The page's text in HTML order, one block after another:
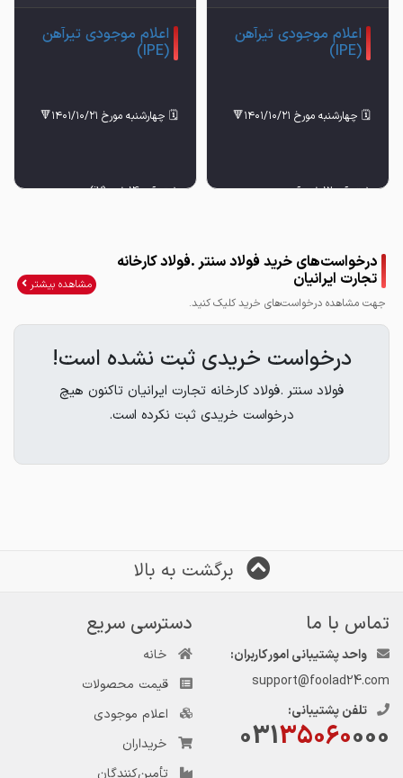
اعلام موجودی تیرآهن
(IPE)
📌تیرآهن12 ذوب‌آهن
📌تیرآهن20 ذوب‌آهن
اعلام موجودی تیرآهن
(IPE)
📌تیرآهن14 ‌ذوب(i7)
📌تیرآهن18 ذوب(i7)
(021) 28 1111 69
درخواست‌های خرید فولاد سنتر .فولاد کارخانه
تجارت ایرانیان
جهت مشاهده درخواست‌های خرید کلیک کنید.
مشاهده بیشتر
درخواست خریدی ثبت نشده است!
فولاد سنتر .فولاد کارخانه تجارت ایرانیان تاکنون هیچ
درخواست خریدی ثبت نکرده است.
برگشت به بالا
تماس با ما
واحد پشتیبانی امور کاربران:
support@foolad24.com
تلفن پشتیبانی:
03135060000
دسترسی سریع
خانه
قیمت محصولات
اعلام موجودی
خریداران